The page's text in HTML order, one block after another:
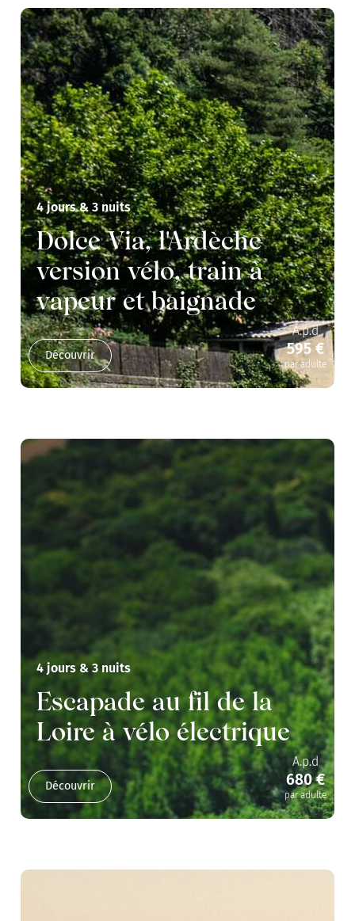
4 jours & 3 nuits
Dolce Via, l'Ardèche
version vélo, train à
vapeur et baignade
Découvrir
A.p.d
595 €
par adulte
4 jours & 3 nuits
Escapade au fil de la
Loire à vélo électrique
Découvrir
A.p.d
680 €
par adulte